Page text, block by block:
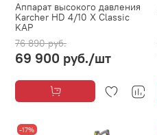
Аппарат высокого давления
Karcher HD 4/10 X Classic
KAP
76 890 руб.
69 900 руб./шт
-17%